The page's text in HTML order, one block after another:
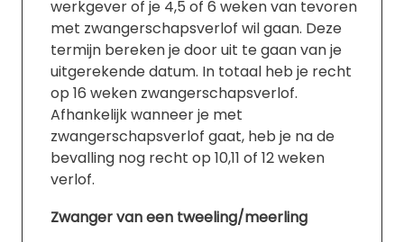
werkgever of je 4,5 of 6 weken van tevoren
met zwangerschapsverlof wil gaan. Deze
termijn bereken je door uit te gaan van je
uitgerekende datum. In totaal heb je recht
op 16 weken zwangerschapsverlof.
Afhankelijk wanneer je met
zwangerschapsverlof gaat, heb je na de
bevalling nog recht op 10,11 of 12 weken
verlof.
Zwanger van een tweeling/meerling